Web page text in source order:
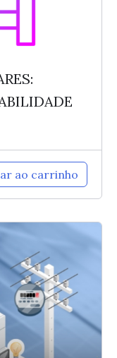
ao carrinho